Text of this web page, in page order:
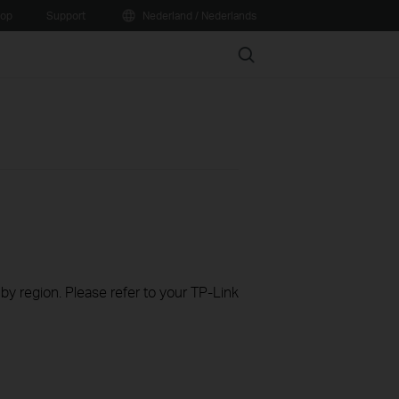
Search
region. Please refer to your TP-Link